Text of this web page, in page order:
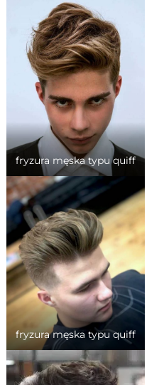
fryzura męska typu quiff
fryzura męska typu quiff